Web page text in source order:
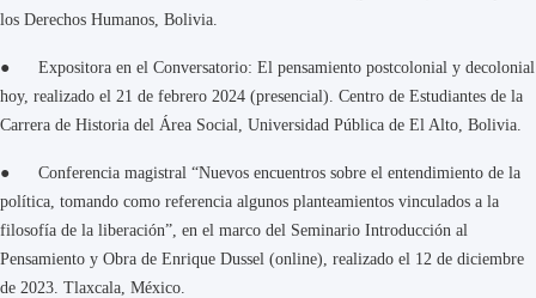
los Derechos Humanos, Bolivia.
● Expositora en el Conversatorio: El pensamiento postcolonial y decolonial
hoy, realizado el 21 de febrero 2024 (presencial). Centro de Estudiantes de la
Carrera de Historia del Área Social, Universidad Pública de El Alto, Bolivia.
● Conferencia magistral “Nuevos encuentros sobre el entendimiento de la
política, tomando como referencia algunos planteamientos vinculados a la
filosofía de la liberación”, en el marco del Seminario Introducción al
Pensamiento y Obra de Enrique Dussel (online), realizado el 12 de diciembre
de 2023. Tlaxcala, México.